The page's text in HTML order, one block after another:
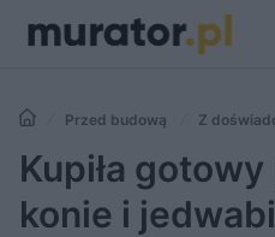
Przed budową Z
projekt domu, konie i jedwabiste
postawiła na Mazowszu swój
Kupiła
konie i